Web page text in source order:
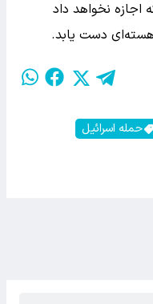
اجازه نخواهد داد
دست یابد.
حمله اسرائیل